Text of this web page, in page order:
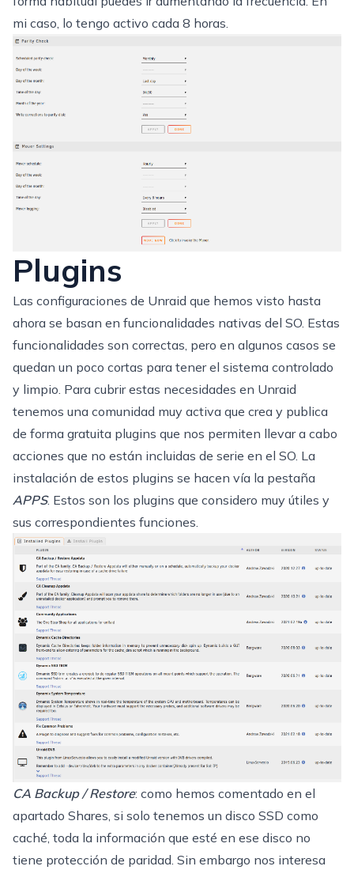
mi caso, lo tengo activo cada 8 horas.
Plugins
Las configuraciones de Unraid que hemos visto hasta
ahora se basan en funcionalidades nativas del SO. Estas
funcionalidades son correctas, pero en algunos casos se
quedan un poco cortas para tener el sistema controlado
y limpio. Para cubrir estas necesidades en Unraid
tenemos una comunidad muy activa que crea y publica
de forma gratuita plugins que nos permiten llevar a cabo
acciones que no están incluidas de serie en el SO. La
instalación de estos plugins se hacen vía la pestaña
APPS. Estos son los plugins que considero muy útiles y
sus correspondientes funciones.
CA Backup / Restore: como hemos comentado en el
apartado Shares , si solo tenemos un disco SSD como
caché, toda la información que esté en ese disco no
tiene protección de paridad. Sin embargo nos interesa